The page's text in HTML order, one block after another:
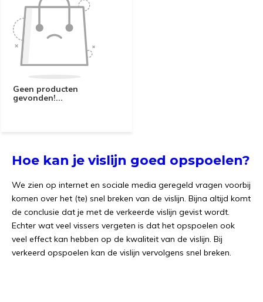
Geen producten
gevonden!...
Hoe kan je vislijn goed opspoelen?
We zien op internet en sociale media geregeld vragen voorbij
komen over het (te) snel breken van de vislijn. Bijna altijd komt
de conclusie dat je met de verkeerde vislijn gevist wordt.
Echter wat veel vissers vergeten is dat het opspoelen ook
veel effect kan hebben op de kwaliteit van de vislijn. Bij
verkeerd opspoelen kan de vislijn vervolgens snel breken.